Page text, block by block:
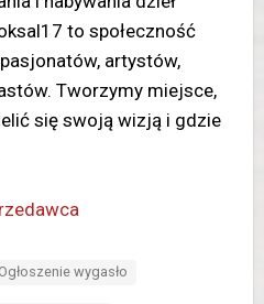
to społeczność
artystów,
Tworzymy miejsce,
się swoją wizją i gdzie
Ogłoszenie wygasło